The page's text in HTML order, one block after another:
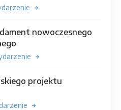
nowoczesnego
projektu